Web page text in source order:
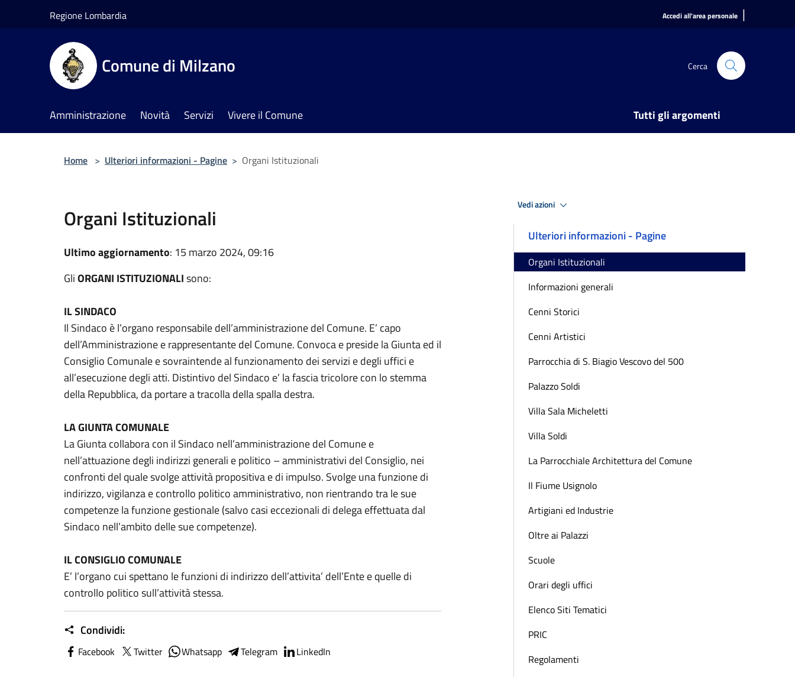
Regione Lombardia Accedi all'area personale |
Comune di Milzano Cerca
Amministrazione Novità Servizi Vivere il Comune Tutti gli argomenti
Home > Ulteriori informazioni - Pagine > Organi Istituzionali
Organi Istituzionali
Ultimo aggiornamento: 15 marzo 2024, 09:16
GliORGANI ISTITUZIONALIsono:
IL SINDACO
Il Sindaco è l’organo responsabile dell’amministrazione del Comune. E’ capo
dell’Amministrazione e rappresentante del Comune. Convoca e preside la Giunta ed il
Consiglio Comunale e sovraintende al funzionamento dei servizi e degli uffici e
all’esecuzione degli atti. Distintivo del Sindaco e’ la fascia tricolore con lo stemma
della Repubblica, da portare a tracolla della spalla destra.
LA GIUNTA COMUNALE
La Giunta collabora con il Sindaco nell’amministrazione del Comune e
nell’attuazione degli indirizzi generali e politico – amministrativi del Consiglio, nei
confronti del quale svolge attività propositiva e di impulso. Svolge una funzione di
indirizzo, vigilanza e controllo politico amministrativo, non rientrando tra le sue
competenze la funzione gestionale (salvo casi eccezionali di delega effettuata dal
Sindaco nell’ambito delle sue competenze).
IL CONSIGLIO COMUNALE
E’ l’organo cui spettano le funzioni di indirizzo dell’attivita’ dell’Ente e quelle di
controllo politico sull’attività stessa.
Condividi:
Facebook Twitter Whatsapp Telegram LinkedIn
Vedi azioni
Ulteriori informazioni - Pagine
Organi Istituzionali
Informazioni generali
Cenni Storici
Cenni Artistici
Parrocchia di S. Biagio Vescovo del 500
Palazzo Soldi
Villa Sala Micheletti
Villa Soldi
La Parrocchiale Architettura del Comune
Il Fiume Usignolo
Artigiani ed Industrie
Oltre ai Palazzi
Scuole
Orari degli uffici
Elenco Siti Tematici
PRIC
Regolamenti